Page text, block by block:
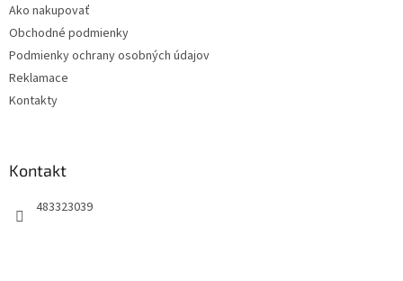
Ako nakupovať
Obchodné podmienky
Podmienky ochrany osobných údajov
Reklamace
Kontakty
Kontakt
483323039